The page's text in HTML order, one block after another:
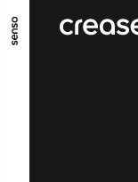
GO TO MAIN